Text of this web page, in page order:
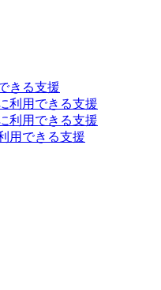
きる支援
利用できる支援
利用できる支援
用できる支援